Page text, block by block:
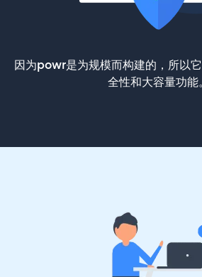
因为powr是为规模而构建的，所以
全性和大容量功能。